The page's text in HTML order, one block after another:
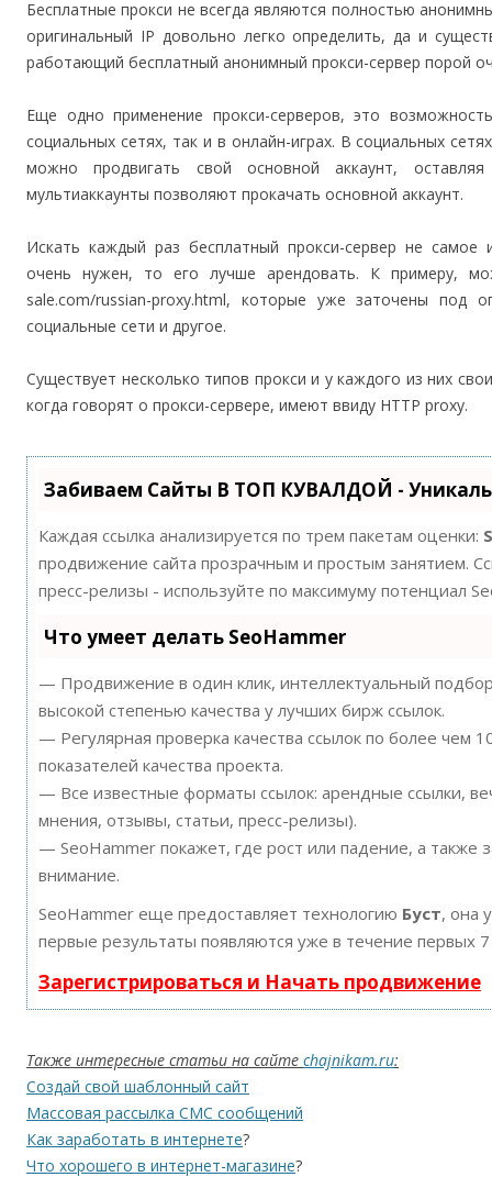
Бесплатные прокси не всегда являются полностью
оригинальный IP довольно легко определить, да и
работающий бесплатный анонимный прокси-сервер порой
Еще одно применение прокси-серверов, это
социальных сетях, так и в онлайн-играх. В социальных
можно продвигать свой основной аккаунт,
мультиаккаунты позволяют прокачать основной аккаунт.
Искать каждый раз бесплатный прокси-сервер не самое
очень нужен, то его лучше арендовать. К примеру,
sale.com/russian-proxy.html, которые уже заточены под
социальные сети и другое.
Существует несколько типов прокси и у каждого из них
когда говорят о прокси-сервере, имеют ввиду HTTP proxy.
Забиваем Сайты В ТОП КУВАЛДОЙ -
Каждая ссылка анализируется по трем пакетам оценки:
продвижение сайта прозрачным и простым занятием.
пресс-релизы - используйте по максимуму потенциал
Что умеет делать SeoHammer
— Продвижение в один клик, интеллектуальный
высокой степенью качества у лучших бирж ссылок.
— Регулярная проверка качества ссылок по более чем
показателей качества проекта.
— Все известные форматы ссылок: арендные ссылки,
мнения, отзывы, статьи, пресс-релизы).
— SeoHammer покажет, где рост или падение, а также
внимание.
SeoHammer еще предоставляет технологию Буст, она
первые результаты появляются уже в течение первых
Зарегистрироваться и Начать продвижение
Также интересные статьи на сайте chajnikam.ru:
Создай свой шаблонный сайт
Массовая рассылка СМС сообщений
Как заработать в интернете?
Что хорошего в интернет-магазине?